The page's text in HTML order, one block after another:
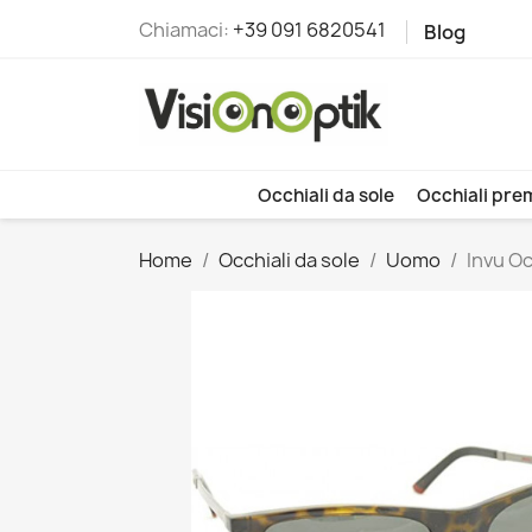
Chiamaci: +39 091 6820541 Blog
Occhiali da sole Occhiali
Home Occhiali da sole Uomo Invu